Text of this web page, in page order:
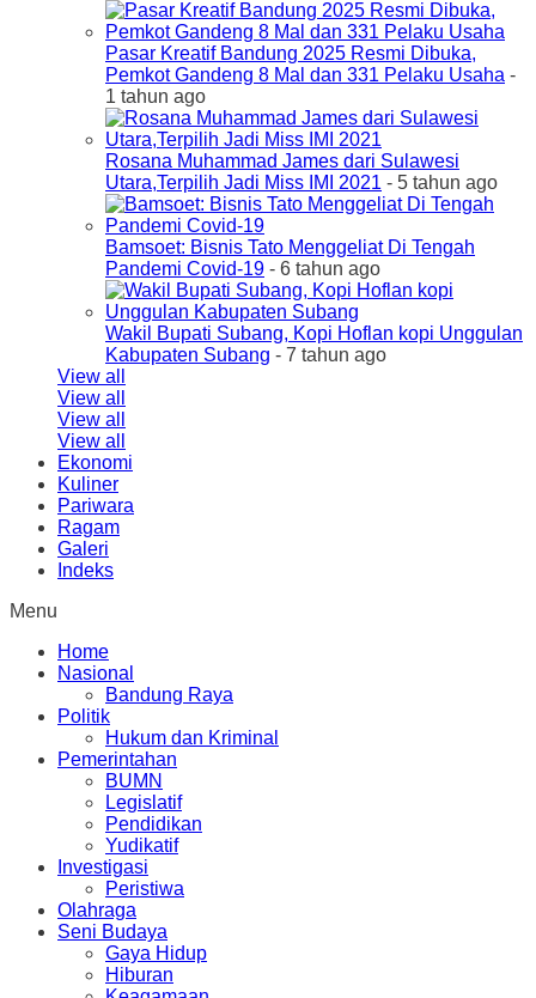
Pasar Kreatif Bandung 2025 Resmi Dibuka,
Pemkot Gandeng 8 Mal dan 331 Pelaku Usaha -
1 tahun ago
Rosana Muhammad James dari Sulawesi
Utara,Terpilih Jadi Miss IMI 2021 - 5 tahun ago
Bamsoet: Bisnis Tato Menggeliat Di Tengah
Pandemi Covid-19 - 6 tahun ago
Wakil Bupati Subang, Kopi Hoflan kopi Unggulan
Kabupaten Subang - 7 tahun ago
View all
View all
View all
View all
Ekonomi
Kuliner
Pariwara
Ragam
Galeri
Indeks
Menu
Home
Nasional
Bandung Raya
Politik
Hukum dan Kriminal
Pemerintahan
BUMN
Legislatif
Pendidikan
Yudikatif
Investigasi
Peristiwa
Olahraga
Seni Budaya
Gaya Hidup
Hiburan